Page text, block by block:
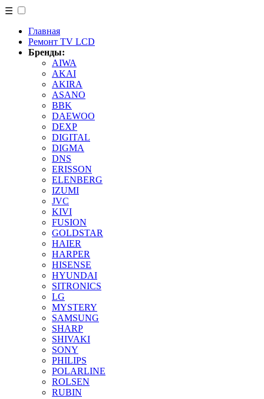
☰
Главная
Ремонт TV LCD
Бренды:
AIWA
AKAI
AKIRA
ASANO
BBK
DAEWOO
DEXP
DIGITAL
DIGMA
DNS
ERISSON
ELENBERG
IZUMI
JVC
KIVI
FUSION
GOLDSTAR
HAIER
HARPER
HISENSE
HYUNDAI
SITRONICS
LG
MYSTERY
SAMSUNG
SHARP
SHIVAKI
SONY
PHILIPS
POLARLINE
ROLSEN
RUBIN